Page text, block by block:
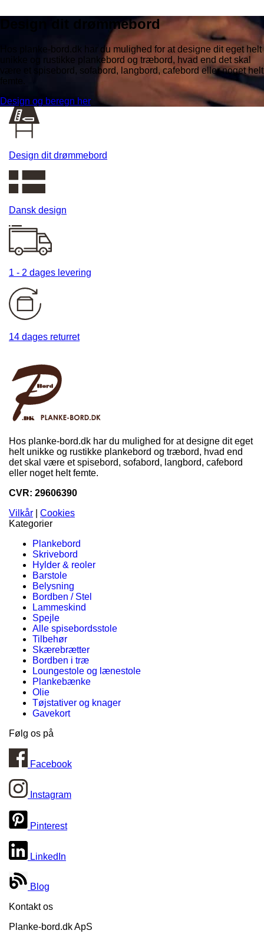
Design dit drømmebord
Hos planke-bord.dk har du mulighed for at designe dit eget helt
unikke og rustikke plankebord og træbord, hvad end det skal
være et spisebord, sofabord, langbord, cafebord eller noget helt
femte.
Design og beregn her
Design dit drømmebord
Dansk design
1 - 2 dages levering
14 dages returret
Hos planke-bord.dk har du mulighed for at designe dit eget
helt unikke og rustikke plankebord og træbord, hvad end
det skal være et spisebord, sofabord, langbord, cafebord
eller noget helt femte.
CVR: 29606390
Vilkår
Cookies
Kategorier
Plankebord
Skrivebord
Hylder & reoler
Barstole
Belysning
Bordben / Stel
Lammeskind
Spejle
Alle spisebordsstole
Tilbehør
Skærebrætter
Bordben i træ
Loungestole og lænestole
Plankebænke
Olie
Tøjstativer og knager
Gavekort
Følg os på
Facebook
Instagram
Pinterest
LinkedIn
Blog
Kontakt os
Planke-bord.dk ApS